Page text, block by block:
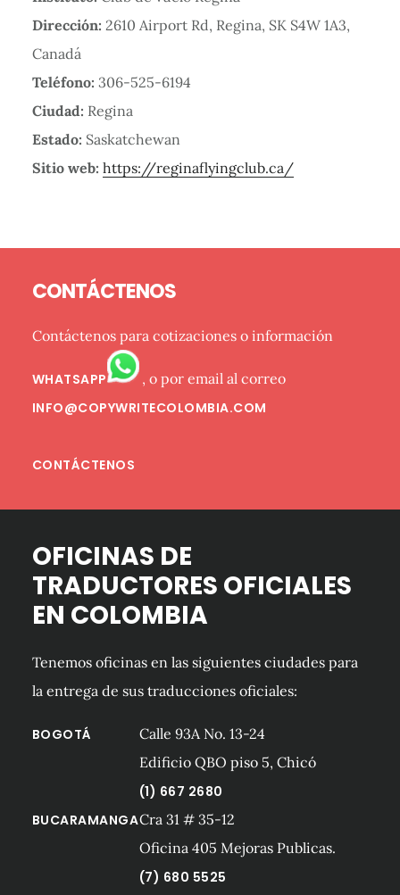
Dirección: 2610 Airport Rd, Regina, SK S4W 1A3,
Canadá
Teléfono: 306-525-6194
Ciudad: Regina
Estado: Saskatchewan
Sitio web: https://reginaflyingclub.ca/
Barra
lateral
CONTÁCTENOS
Contáctenos para cotizaciones o información
WHATSAPP
, o por email al correo
INFO@COPYWRITECOLOMBIA.COM
CONTÁCTENOS
OFICINAS DE
TRADUCTORES OFICIALES
EN COLOMBIA
Tenemos oficinas en las siguientes ciudades para
la entrega de sus traducciones oficiales:
BOGOTÁ
Calle 93A No. 13-24
Edificio QBO piso 5, Chicó
(1) 667 2680
BUCARAMANGACra 31 # 35-12
Oficina 405 Mejoras Publicas.
(7) 680 5525